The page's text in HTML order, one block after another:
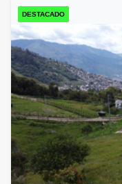
DESTACADO